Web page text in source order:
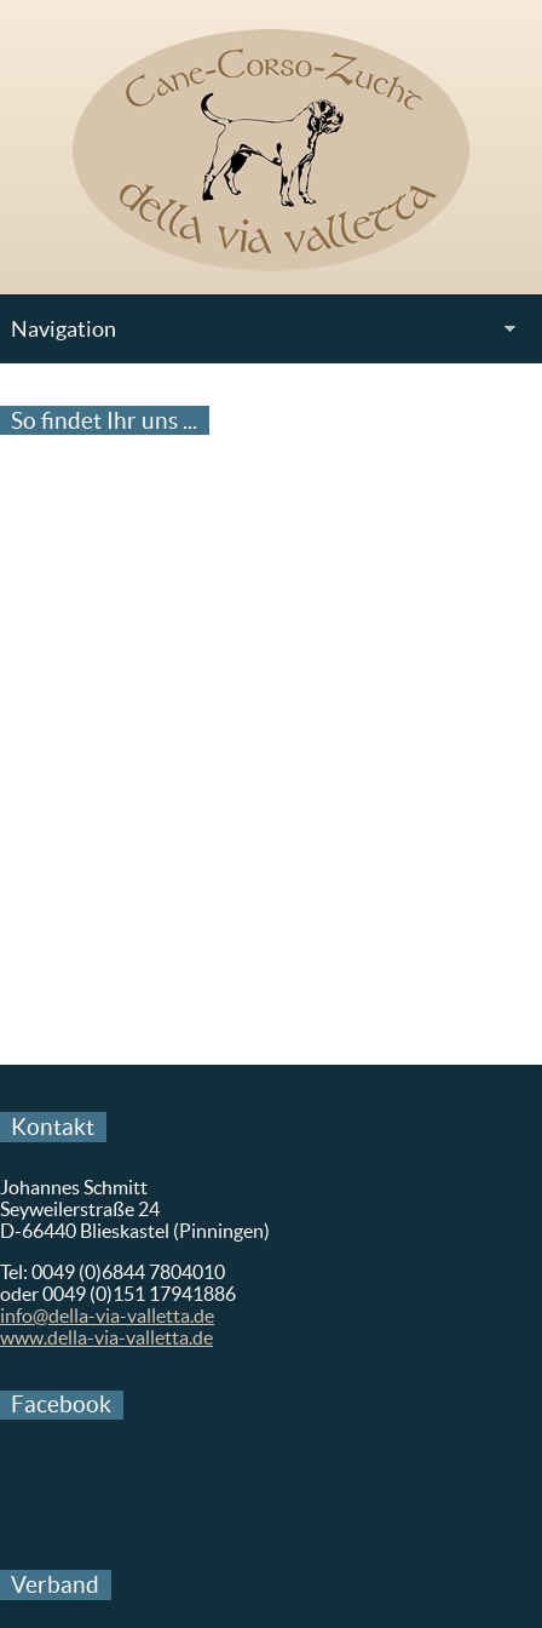
Navigation
So findet Ihr uns ...
Kontakt
Johannes Schmitt
Seyweilerstraße 24
D-66440 Blieskastel (Pinningen)
Tel: 0049 (0)6844 7804010
oder 0049 (0)151 17941886
info@della-via-valletta.de
www.della-via-valletta.de
Facebook
Verband